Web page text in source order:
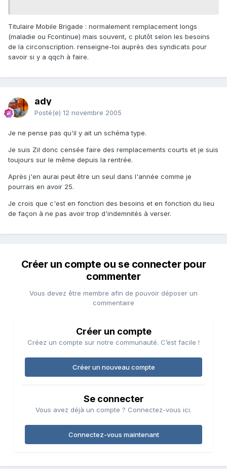
Titulaire Mobile Brigade : normalement remplacement longs
(maladie ou Fcontinue) mais souvent, c plutôt selon les besoins
de la circonscription. renseigne-toi auprès des syndicats pour
savoir si y a qqch à faire.
ady
Posté(e) 12 novembre 2005
Je ne pense pas qu'il y ait un schéma type.
Je suis Zil donc censée faire des remplacements courts et je suis
toujours sur le même depuis la rentrée.
Après j'en aurai peut être un seul dans l'année comme je
pourrais en avoir 25.
Je crois que c'est en fonction des besoins et en fonction du lieu
de façon à ne pas avoir trop d'indemnités à verser.
Créer un compte ou se connecter pour
commenter
Vous devez être membre afin de pouvoir déposer un
commentaire
Créer un compte
Créez un compte sur notre communauté. C’est facile !
Créer un nouveau compte
Se connecter
Vous avez déjà un compte ? Connectez-vous ici.
Connectez-vous maintenant